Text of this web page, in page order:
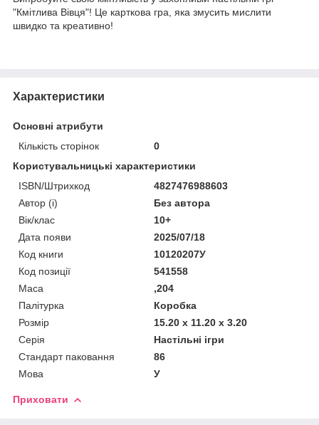
"Кмітлива Вівця"! Це карткова гра, яка змусить мислити
швидко та креативно!
Характеристики
Основні атрибути
Кількість сторінок
0
Користувальницькі характеристики
ISBN/Штрихкод
4827476988603
Автор (і)
Без автора
Вік/клас
10+
Дата появи
2025/07/18
Код книги
10120207У
Код позиції
541558
Маса
,204
Палітурка
Коробка
Розмір
15.20 x 11.20 x 3.20
Серія
Настільні ігри
Стандарт паковання
86
Мова
У
Приховати